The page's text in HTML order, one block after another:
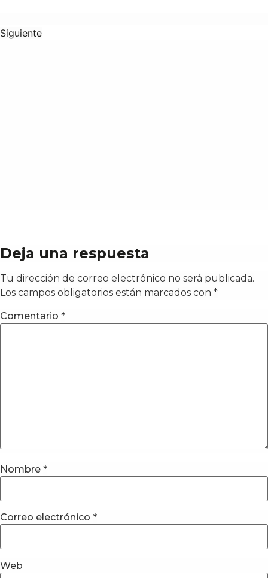
Siguiente
Deja una respuesta
Tu dirección de correo electrónico no será publicada.
Los campos obligatorios están marcados con *
Comentario *
Nombre *
Correo electrónico *
Web